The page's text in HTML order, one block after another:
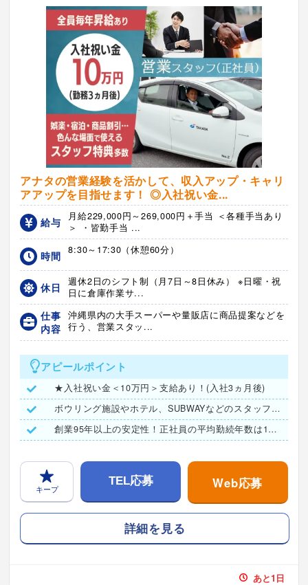
アナタの営業経験を活かして、収入アップ・キャリ
アアップを目指せます！ ◎入社祝い金...
給与
月給229,000円～269,000円＋手当 ＜各種手当あり
＞ ・皆勤手当 ...
時間 8:30～17:30（休憩60分）
休日
週休2日のシフト制（月7日～8日休み） ※日曜・祝
日に倉庫作業サ...
仕事
内容
沖縄県内の大手スーパーや量販店に商品提案などを
行う、営業スタッ...
アピールポイント
★入社祝い金＜10万円＞支給あり！(入社3ヵ月後)
ボウリング施設やホテル、SUBWAYなどのスタッフ割引あり♪
創業95年以上の安定性！正社員の平均勤続年数は15年以上
キープ
TEL応募 Web応募
詳細を見る
あと1日